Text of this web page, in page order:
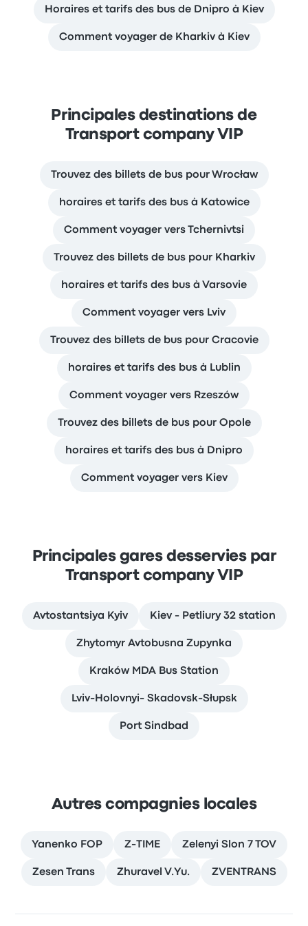
Horaires et tarifs des bus de Dnipro à Kiev
Comment voyager de Kharkiv à Kiev
Principales destinations de
Transport company VIP
Trouvez des billets de bus pour Wrocław
horaires et tarifs des bus à Katowice
Comment voyager vers Tchernivtsi
Trouvez des billets de bus pour Kharkiv
horaires et tarifs des bus à Varsovie
Comment voyager vers Lviv
Trouvez des billets de bus pour Cracovie
horaires et tarifs des bus à Lublin
Comment voyager vers Rzeszów
Trouvez des billets de bus pour Opole
horaires et tarifs des bus à Dnipro
Comment voyager vers Kiev
Principales gares desservies par
Transport company VIP
Avtostantsiya Kyiv Kiev - Petliury 32 station
Zhytomyr Avtobusna Zupynka
Kraków MDA Bus Station
Lviv-Holovnyi- Skadovsk-Słupsk
Port Sindbad
Autres compagnies locales
Yanenko FOP Z-TIME Zelenyi Slon 7 TOV
Zesen Trans Zhuravel V.Yu. ZVENTRANS